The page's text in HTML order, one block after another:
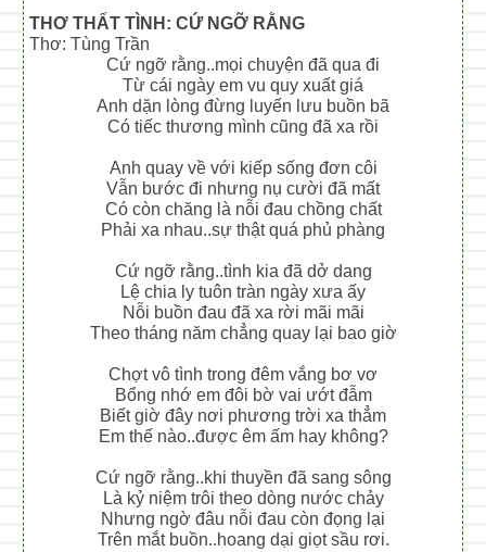
THƠ THẤT TÌNH: CỨ NGỠ RẰNG
Thơ: Tùng Trần
Cứ ngỡ rằng..mọi chuyện đã qua đi
Từ cái ngày em vu quy xuất giá
Anh dặn lòng đừng luyến lưu buồn bã
Có tiếc thương mình cũng đã xa rồi
Anh quay về với kiếp sống đơn côi
Vẫn bước đi nhưng nụ cười đã mất
Có còn chăng là nỗi đau chồng chất
Phải xa nhau..sự thật quá phủ phàng
Cứ ngỡ rằng..tình kia đã dở dang
Lệ chia ly tuôn tràn ngày xưa ấy
Nỗi buồn đau đã xa rời mãi mãi
Theo tháng năm chẳng quay lại bao giờ
Chợt vô tình trong đêm vắng bơ vơ
Bổng nhớ em đôi bờ vai ướt đẫm
Biết giờ đây nơi phương trời xa thẳm
Em thế nào..được êm ấm hay không?
Cứ ngỡ rằng..khi thuyền đã sang sông
Là kỷ niệm trôi theo dòng nước chảy
Nhưng ngờ đâu nỗi đau còn đọng lại
Trên mắt buồn..hoang dại giọt sầu rơi.